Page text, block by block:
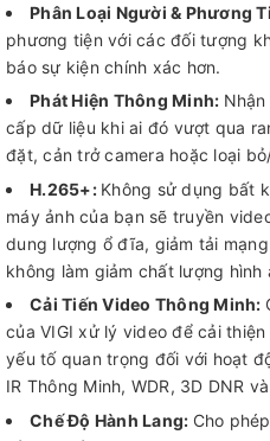
Phân Loại Người & Phương
phương tiện với các đối tượng
báo sự kiện chính xác hơn.
Phát Hiện Thông Minh:
cấp dữ liệu khi ai đó vượt qua
đặt, cản trở camera hoặc loại
H.265+: Không sử dụng bất
máy ảnh của bạn sẽ truyền
dung lượng ổ đĩa, giảm tải
không làm giảm chất lượng hình
Cải Tiến Video Thông Minh:
của VIGI xử lý video để cải
yếu tố quan trọng đối với hoạt
IR Thông Minh, WDR, 3D DNR
Chế Độ Hành Lang: Cho